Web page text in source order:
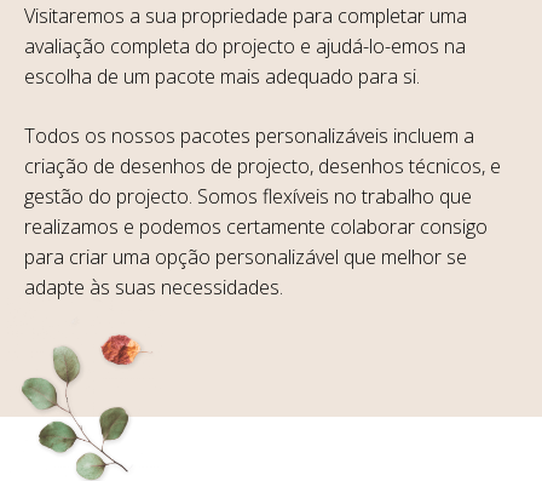
Visitaremos a sua propriedade para completar uma
avaliação completa do projecto e ajudá-lo-emos na
escolha de um pacote mais adequado para si.
Todos os nossos pacotes personalizáveis incluem a
criação de desenhos de projecto, desenhos técnicos, e
gestão do projecto. Somos flexíveis no trabalho que
realizamos e podemos certamente colaborar consigo
para criar uma opção personalizável que melhor se
adapte às suas necessidades.